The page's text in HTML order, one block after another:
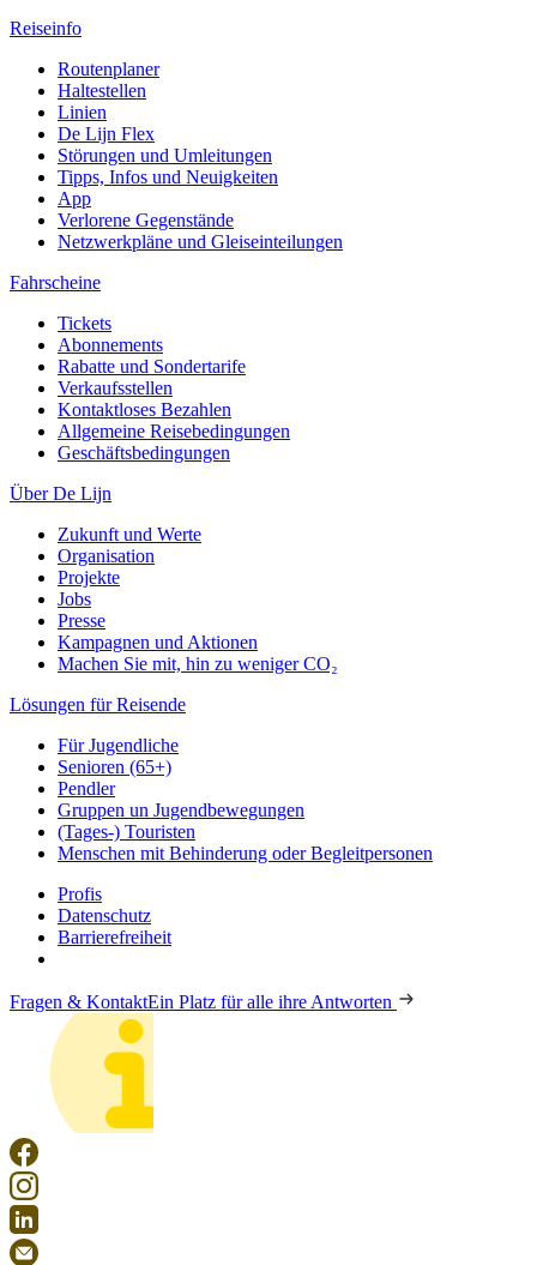
Reiseinfo
Routenplaner
Haltestellen
Linien
De Lijn Flex
Störungen und Umleitungen
Tipps, Infos und Neuigkeiten
App
Verlorene Gegenstände
Netzwerkpläne und Gleiseinteilungen
Fahrscheine
Tickets
Abonnements
Rabatte und Sondertarife
Verkaufsstellen
Kontaktloses Bezahlen
Allgemeine Reisebedingungen
Geschäftsbedingungen
Über De Lijn
Zukunft und Werte
Organisation
Projekte
Jobs
Presse
Kampagnen und Aktionen
Machen Sie mit, hin zu weniger CO₂
Lösungen für Reisende
Für Jugendliche
Senioren (65+)
Pendler
Gruppen un Jugendbewegungen
(Tages-) Touristen
Menschen mit Behinderung oder Begleitpersonen
Profis
Datenschutz
Barrierefreiheit
Fragen & KontaktEin Platz für alle ihre Antworten